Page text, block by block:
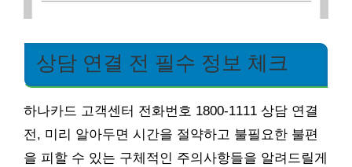
상담 연결 전 필수 정보 체크
하나카드 고객센터 전화번호 1800-1111 상담 연결
전, 미리 알아두면 시간을 절약하고 불필요한 불편
을 피할 수 있는 구체적인 주의사항들을 알려드릴게